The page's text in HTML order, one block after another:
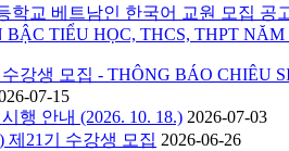
학교 베트남인 한국어 교원 모집 공
TIỂU HỌC, THCS, THPT NĂM
강생 모집 - THÔNG BÁO CHIÊU
07-15
행 안내 (2026. 10. 18.) 2026-07-03
제21기 수강생 모집 2026-06-26